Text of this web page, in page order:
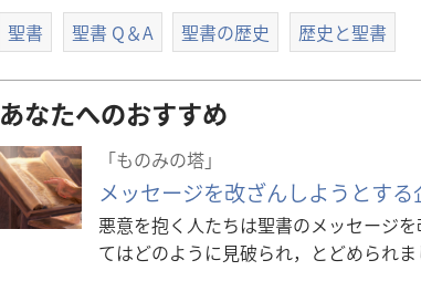
聖書 聖書 Q＆A 聖書の歴史 歴史と聖書
あなたへのおすすめ
「ものみの塔」
メッセージを改ざんしようとす
悪意を抱く人たちは聖書のメッセージ
てはどのように見破られ，とどめられま